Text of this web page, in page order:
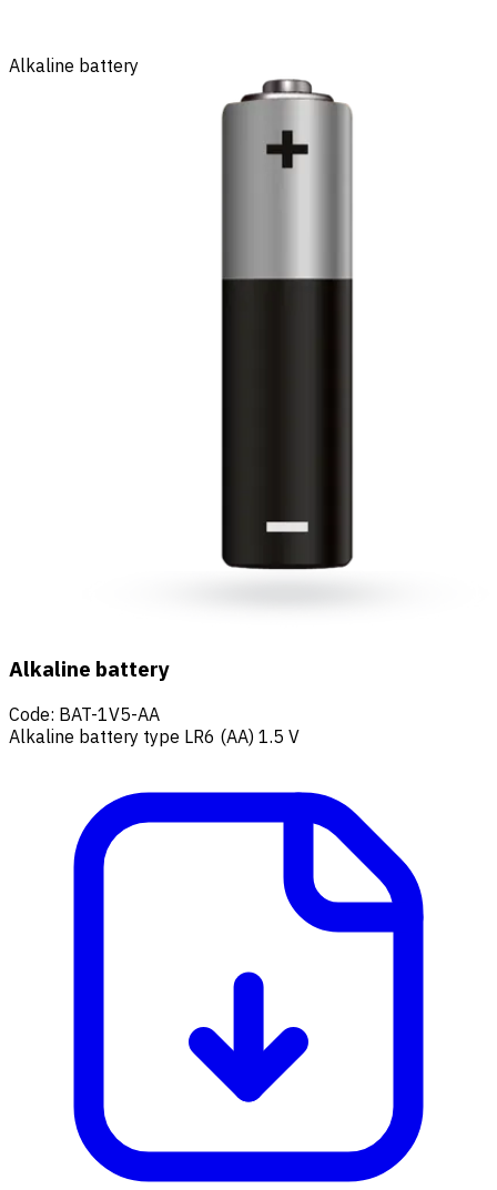
Alkaline battery
Alkaline battery
Code: BAT-1V5-AA
Alkaline battery type LR6 (AA) 1.5 V